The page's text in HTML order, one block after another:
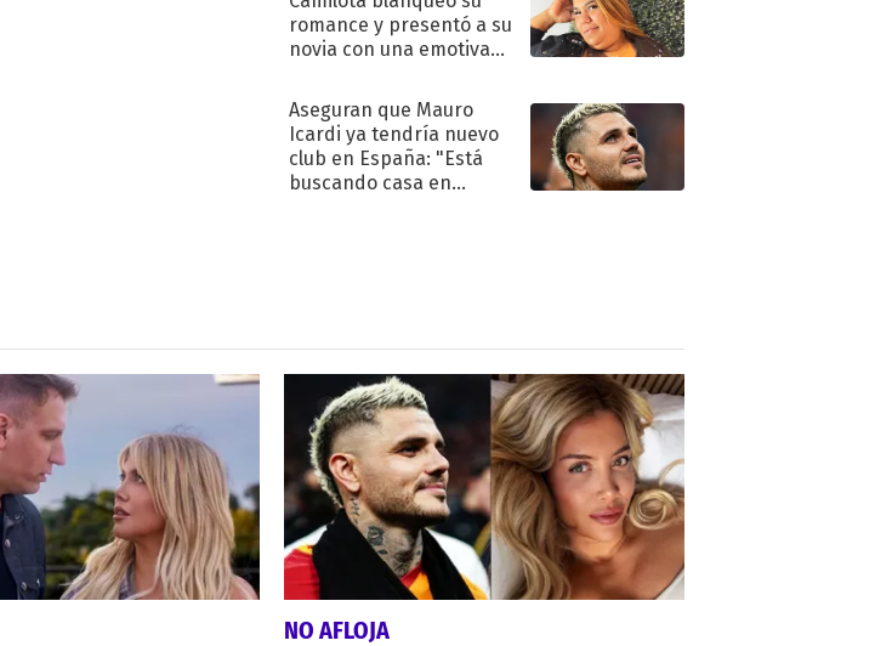
romance y presentó a su
novia con una emotiva
Aseguran que Mauro
Icardi ya tendría nuevo
club en España: "Está
buscando casa en
NO AFLOJA